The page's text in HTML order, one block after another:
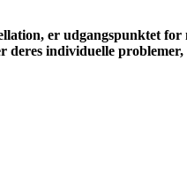
er udgangspunktet
individuelle